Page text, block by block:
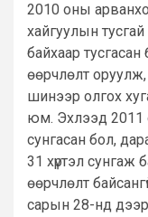
2010 оны
хайгуулын
байхаар
өөрчлөлт
шинээр олгох
юм. Эхлээд 2011
сунгасан бол,
31 хүртэл сунгаж
өөрчлөлт
сарын 28-нд